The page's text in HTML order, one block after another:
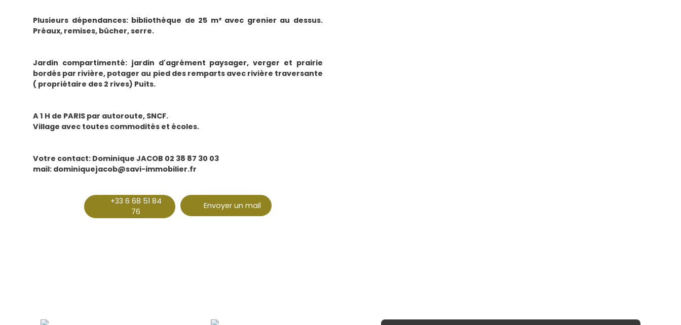
Plusieurs dépendances: bibliothèque de 25 m² avec grenier au dessus.
Préaux, remises, bûcher, serre.
Jardin compartimenté: jardin d'agrément paysager, verger et prairie
bordés par rivière, potager au pied des remparts avec rivière traversante
( propriétaire des 2 rives) Puits.
A 1 H de PARIS par autoroute, SNCF.
Village avec toutes commodités et écoles.
Votre contact: Dominique JACOB 02 38 87 30 03
mail: dominiquejacob@savi-immobilier.fr
+33 6 68 51 84
76
Envoyer un mail